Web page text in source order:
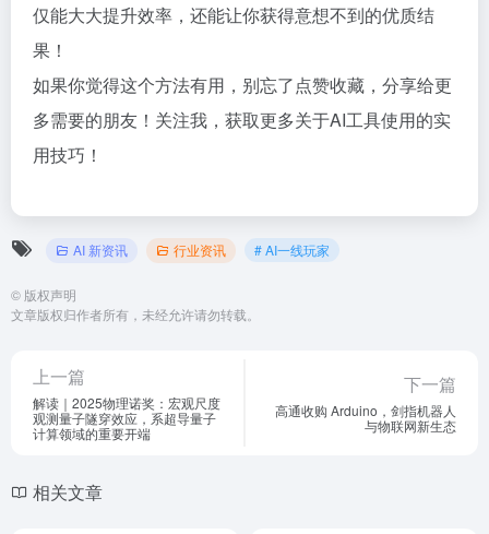
仅能大大提升效率，还能让你获得意想不到的优质结
果！
如果你觉得这个方法有用，别忘了点赞收藏，分享给更
多需要的朋友！关注我，获取更多关于AI工具使用的实
用技巧！
AI 新资讯 行业资讯 # AI一线玩家
© 版权声明
文章版权归作者所有，未经允许请勿转载。
上一篇
解读｜2025物理诺奖：宏观尺度
观测量子隧穿效应，系超导量子
计算领域的重要开端
下一篇
高通收购 Arduino，剑指机器人
与物联网新生态
相关文章